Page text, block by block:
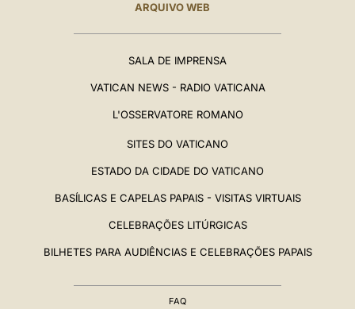
ARQUIVO WEB
SALA DE IMPRENSA
VATICAN NEWS - RADIO VATICANA
L'OSSERVATORE ROMANO
SITES DO VATICANO
ESTADO DA CIDADE DO VATICANO
BASÍLICAS E CAPELAS PAPAIS - VISITAS VIRTUAIS
CELEBRAÇÕES LITÚRGICAS
BILHETES PARA AUDIÊNCIAS E CELEBRAÇÕES PAPAIS
FAQ